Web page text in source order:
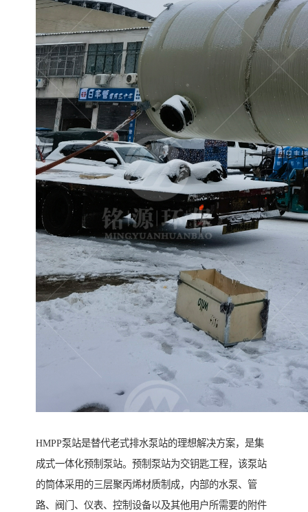
HMPP泵站是替代老式排水泵站的理想解决方案，是集
成式一体化预制泵站。预制泵站为交钥匙工程，该泵站
的筒体采用的三层聚丙烯材质制成，内部的水泵、管
路、阀门、仪表、控制设备以及其他用户所需要的附件